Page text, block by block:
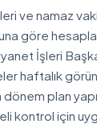
ve namaz
göre
İşleri
haftalık
dönem plan
kontrol için